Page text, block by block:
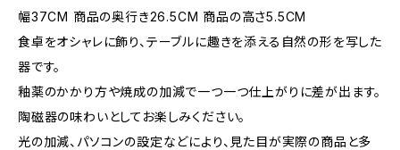
幅37CM 商品の奥行き26.5CM 商品の高さ5.5CM
食卓をオシャレに飾り、テーブルに趣きを添える自然の形を写した
器です。
釉薬のかかり方や焼成の加減で一つ一つ仕上がりに差が出ます。
陶磁器の味わいとしてお楽しみください。
光の加減、パソコンの設定などにより、見た目が実際の商品と多